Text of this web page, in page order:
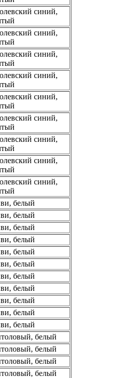
синий,
синий,
синий,
синий,
синий,
синий,
синий,
синий,
синий,
белый
белый
белый
белый
белый
белый
белый
белый
белый
белый
белый
белый
белый
белый
белый